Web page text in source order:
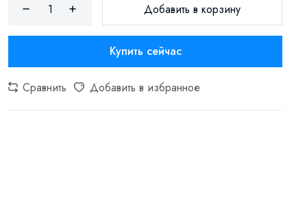
Добавить в корзину
Купить сейчас
Сравнить Добавить в избранное